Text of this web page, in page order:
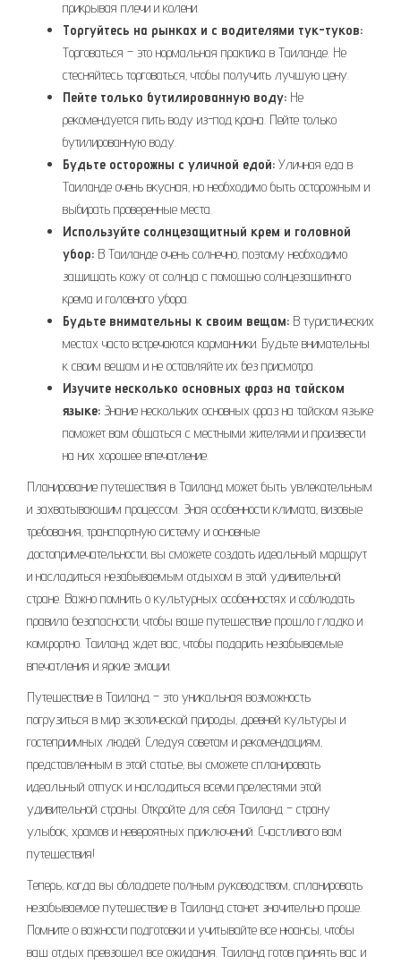
прикрывая плечи и колени.
Торгуйтесь на рынках и с водителями тук-туков:
Торговаться – это нормальная практика в Таиланде. Не
стесняйтесь торговаться‚ чтобы получить лучшую цену.
Пейте только бутилированную воду: Не
рекомендуется пить воду из-под крана. Пейте только
бутилированную воду.
Будьте осторожны с уличной едой: Уличная еда в
Таиланде очень вкусная‚ но необходимо быть осторожным и
выбирать проверенные места.
Используйте солнцезащитный крем и головной
убор: В Таиланде очень солнечно‚ поэтому необходимо
защищать кожу от солнца с помощью солнцезащитного
крема и головного убора.
Будьте внимательны к своим вещам: В туристических
местах часто встречаются карманники. Будьте внимательны
к своим вещам и не оставляйте их без присмотра.
Изучите несколько основных фраз на тайском
языке: Знание нескольких основных фраз на тайском языке
поможет вам общаться с местными жителями и произвести
на них хорошее впечатление.
Планирование путешествия в Таиланд может быть увлекательным
и захватывающим процессом. Зная особенности климата‚ визовые
требования‚ транспортную систему и основные
достопримечательности‚ вы сможете создать идеальный маршрут
и насладиться незабываемым отдыхом в этой удивительной
стране. Важно помнить о культурных особенностях и соблюдать
правила безопасности‚ чтобы ваше путешествие прошло гладко и
комфортно. Таиланд ждет вас‚ чтобы подарить незабываемые
впечатления и яркие эмоции.
Путешествие в Таиланд – это уникальная возможность
погрузиться в мир экзотической природы‚ древней культуры и
гостеприимных людей. Следуя советам и рекомендациям‚
представленным в этой статье‚ вы сможете спланировать
идеальный отпуск и насладиться всеми прелестями этой
удивительной страны. Откройте для себя Таиланд – страну
улыбок‚ храмов и невероятных приключений. Счастливого вам
путешествия!
Теперь‚ когда вы обладаете полным руководством‚ спланировать
незабываемое путешествие в Таиланд станет значительно проще.
Помните о важности подготовки и учитывайте все нюансы‚ чтобы
ваш отдых превзошел все ожидания. Таиланд готов принять вас и